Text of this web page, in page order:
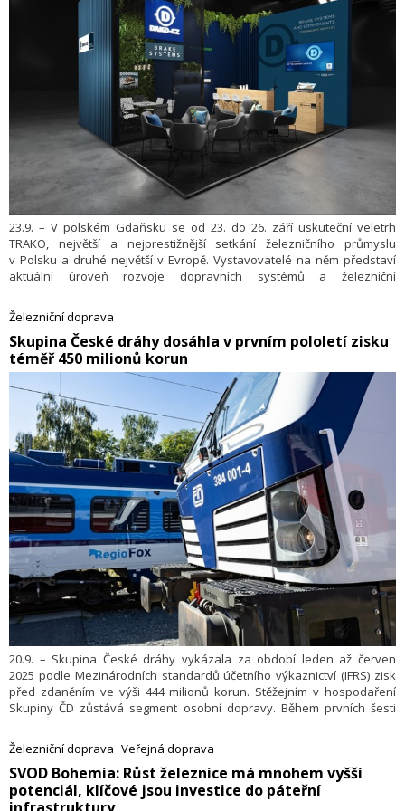
23.9. – V polském Gdaňsku se od 23. do 26. září uskuteční veletrh
TRAKO, největší a nejprestižnější setkání železničního průmyslu
v Polsku a druhé největší v Evropě. Vystavovatelé na něm představí
aktuální úroveň rozvoje dopravních systémů a železniční
veletrhu bude v segmentu železniční techniky zastoupena
i společnost DAKO-CZ ze skupiny CSG. DAKO-CZ, přední výrobce
brzdových systémů a komponentů pro kolejová vozidla, představí
návštěvníkům z řad odborné i laické veřejnosti novinky a inovace
zejména v oblasti komplexního vybavení podvozků osobních
železničních vozů.
Železniční doprava
​Skupina České dráhy dosáhla v prvním pololetí zisku
téměř 450 milionů korun
20.9. – Skupina České dráhy vykázala za období leden až červen
2025 podle Mezinárodních standardů účetního výkaznictví (IFRS) zisk
před zdaněním ve výši 444 milionů korun. Stěžejním v hospodaření
Skupiny ČD zůstává segment osobní dopravy. Během prvních šesti
V mezinárodní dopravě se pozitivně projevuje atraktivita nových spojů
a moderních jednotek. Naproti tomu nákladní doprava čelí složitému
období.
Železniční doprava Veřejná doprava
​SVOD Bohemia: Růst železnice má mnohem vyšší
potenciál, klíčové jsou investice do páteřní
infrastruktury